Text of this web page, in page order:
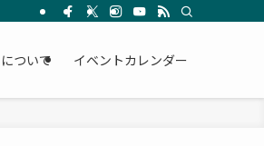
ついて イベントカレンダー